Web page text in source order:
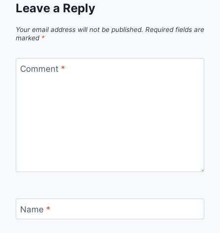
Leave a Reply
Your email address will not be published. Required fields are
marked *
Comment *
Name *